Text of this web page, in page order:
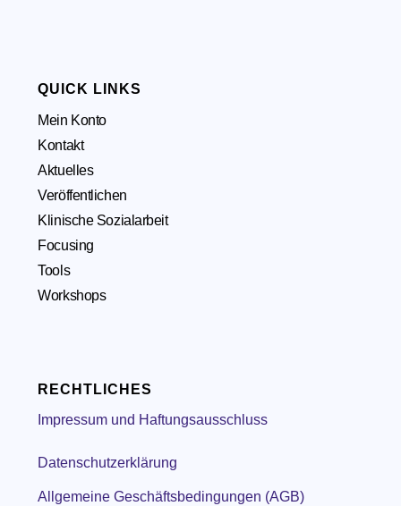
RECHTLICHES
Impressum und Haftungsausschluss
Datenschutzerklärung
Allgemeine Geschäftsbedingungen (AGB)
QUICK LINKS
Mein Konto
Kontakt
Aktuelles
Veröffentlichen
Klinische Sozialarbeit
Focusing
Tools
Workshops